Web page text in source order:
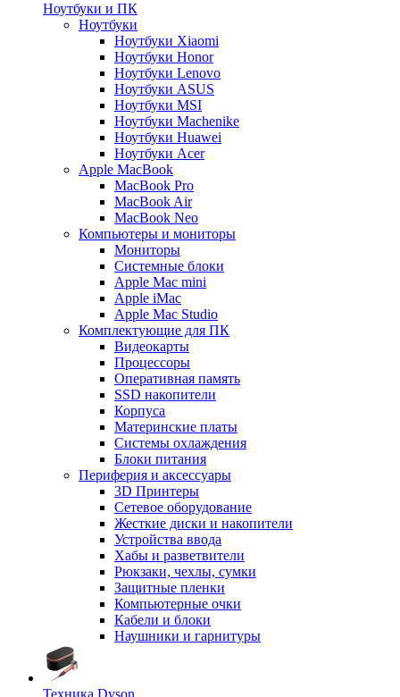
Ноутбуки и ПК
Ноутбуки
Ноутбуки Xiaomi
Ноутбуки Honor
Ноутбуки Lenovo
Ноутбуки ASUS
Ноутбуки MSI
Ноутбуки Machenike
Ноутбуки Huawei
Ноутбуки Acer
Apple MacBook
MacBook Pro
MacBook Air
MacBook Neo
Компьютеры и мониторы
Мониторы
Системные блоки
Apple Mac mini
Apple iMac
Apple Mac Studio
Комплектующие для ПК
Видеокарты
Процессоры
Оперативная память
SSD накопители
Корпуса
Материнские платы
Системы охлаждения
Блоки питания
Периферия и аксессуары
3D Принтеры
Сетевое оборудование
Жесткие диски и накопители
Устройства ввода
Хабы и разветвители
Рюкзаки, чехлы, сумки
Защитные пленки
Компьютерные очки
Кабели и блоки
Наушники и гарнитуры
Техника Dyson